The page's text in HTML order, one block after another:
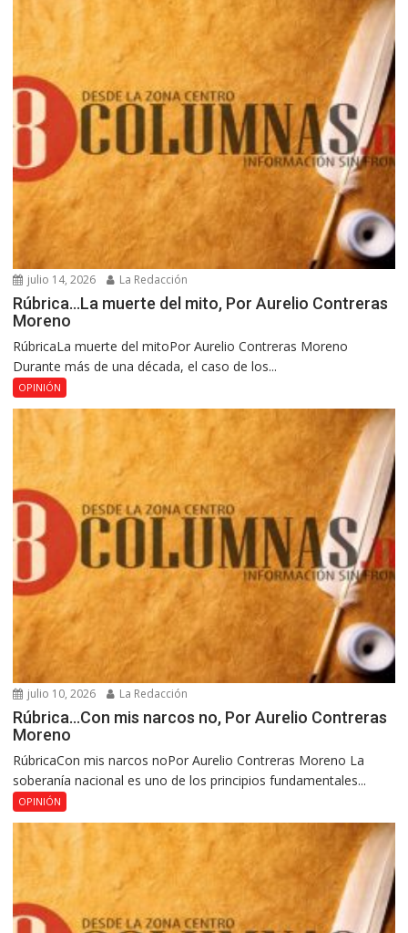
julio 14, 2026 La Redacción
Rúbrica…La muerte del mito, Por Aurelio Contreras
Moreno
RúbricaLa muerte del mitoPor Aurelio Contreras Moreno
Durante más de una década, el caso de los...
OPINIÓN
julio 10, 2026 La Redacción
Rúbrica…Con mis narcos no, Por Aurelio Contreras
Moreno
RúbricaCon mis narcos noPor Aurelio Contreras Moreno La
soberanía nacional es uno de los principios fundamentales...
OPINIÓN